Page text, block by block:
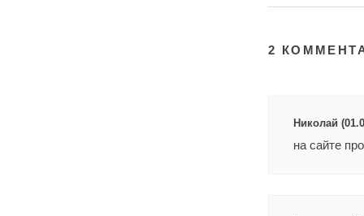
2
Николай
на сайте